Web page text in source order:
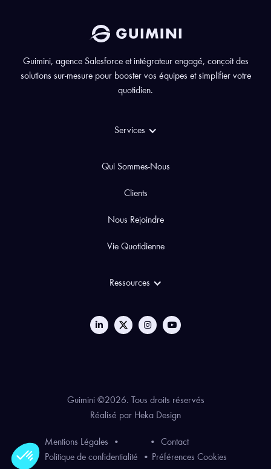
Guimini, agence Salesforce et intégrateur engagé, conçoit des
solutions sur-mesure pour booster vos équipes et simplifier votre
quotidien.
Services
Qui Sommes-Nous
Clients
Nous Rejoindre
Vie Quotidienne
Ressources
Guimini ©2026. Tous droits réservés
Réalisé par Heka Design
Mentions Légales
•
Politique de confidentialité
• Préférences Cookies
• Contact